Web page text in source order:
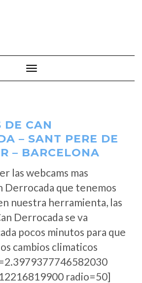
Cambiar modo de navegación
DE CAN
– SANT PERE DE
– BARCELONA
las webcams mas
Derrocada que tenemos
nuestra herramienta, las
Derrocada se va
pocos minutos para que
cambios climaticos
radio=50]